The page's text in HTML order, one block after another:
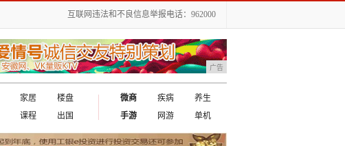
互联网违法和不良信息举报电话：962000
广告
家居
楼盘
课程 出国
微商 疾病
养生
手游
网游 单机